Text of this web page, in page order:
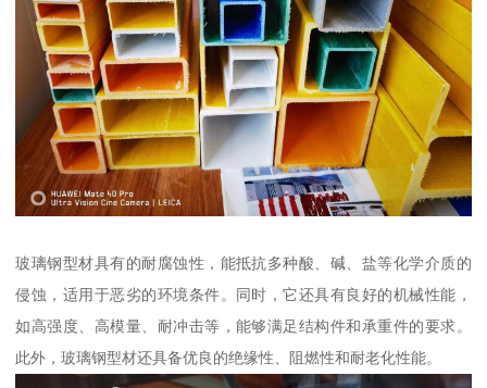
玻璃钢型材具有的耐腐蚀性，能抵抗多种酸、碱、盐等化学介质的
侵蚀，适用于恶劣的环境条件。同时，它还具有良好的机械性能，
如高强度、高模量、耐冲击等，能够满足结构件和承重件的要求。
此外，玻璃钢型材还具备优良的绝缘性、阻燃性和耐老化性能。